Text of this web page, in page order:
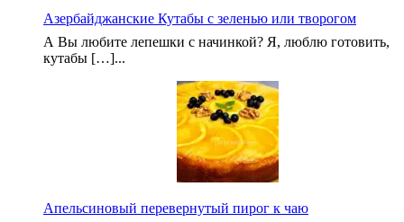
Азербайджанские Кутабы с зеленью или творогом
А Вы любите лепешки с начинкой? Я, люблю готовить,
кутабы […]...
Апельсиновый перевернутый пирог к чаю